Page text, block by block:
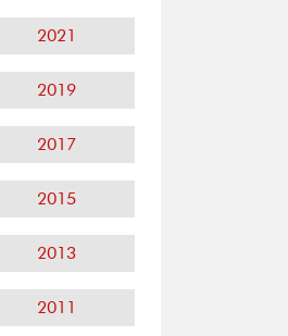
2021
2019
2017
2015
2013
2011